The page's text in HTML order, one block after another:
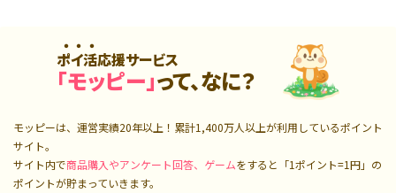
ポイ活応援サービス
「モッピー」って、なに？
モッピーは、運営実績20年以上！累計1,400万人以上が利用しているポイント
サイト。
サイト内で商品購入やアンケート回答、ゲームをすると「1ポイント=1円」の
ポイントが貯まっていきます。